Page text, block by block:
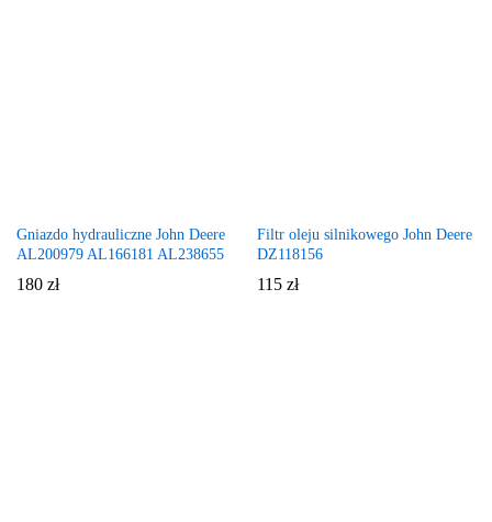
Gniazdo hydrauliczne John Deere
AL200979 AL166181 AL238655
180 zł
Filtr oleju silnikowego John Deere
DZ118156
115 zł